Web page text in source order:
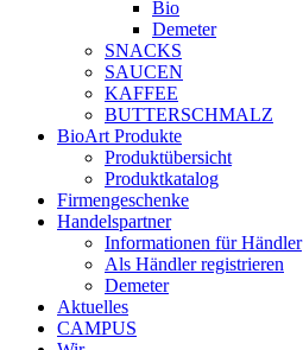
Bio
Demeter
SNACKS
SAUCEN
KAFFEE
BUTTERSCHMALZ
BioArt Produkte
Produktübersicht
Produktkatalog
Firmengeschenke
Handelspartner
Informationen für Händler
Als Händler registrieren
Demeter
Aktuelles
CAMPUS